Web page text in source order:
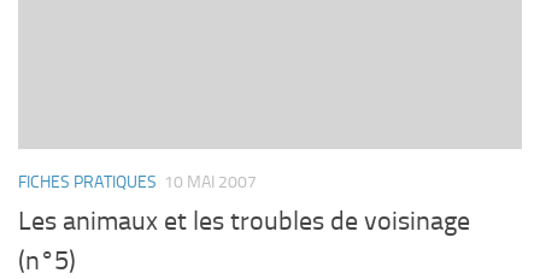
FICHES PRATIQUES 10 MAI 2007
Les animaux et les troubles de voisinage
(n°5)